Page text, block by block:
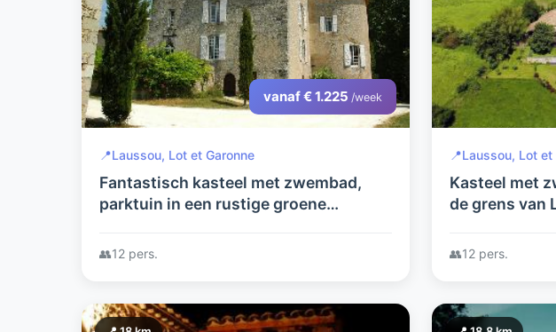
vanaf € 1.225 /week
📍Laussou, Lot et Garonne
Fantastisch kasteel met zwembad,
parktuin in een rustige groene
👥12 pers.
📍Laussou, Lot et
Kasteel met
de grens van
👥12 pers.